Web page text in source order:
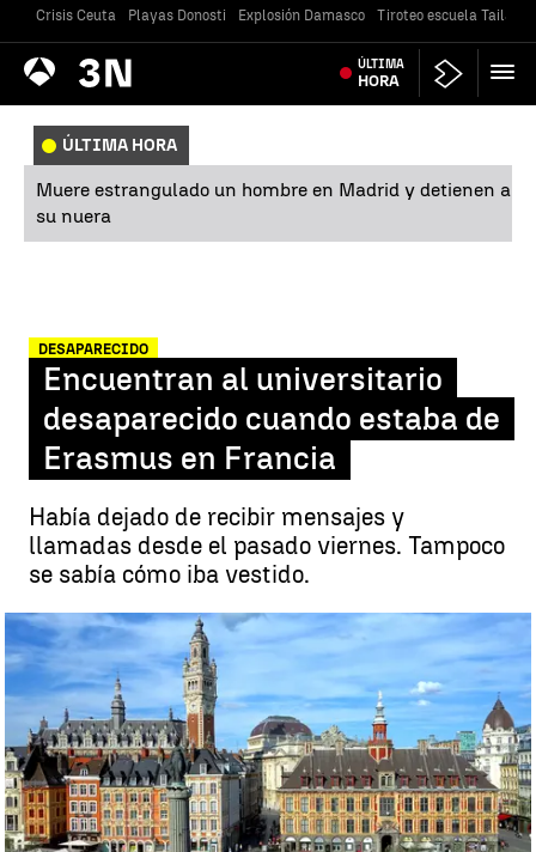
Crisis Ceuta Playas Donosti Explosión Damasco Tiroteo escuela
Antena
3 Noticias ÚLTIMA
HORA
ÚLTIMA HORA
Muere estrangulado un hombre en Madrid y detienen a
su nuera
DESAPARECIDO
Encuentran al universitario
desaparecido cuando estaba de
Erasmus en Francia
Había dejado de recibir mensajes y
llamadas desde el pasado viernes. Tampoco
se sabía cómo iba vestido.